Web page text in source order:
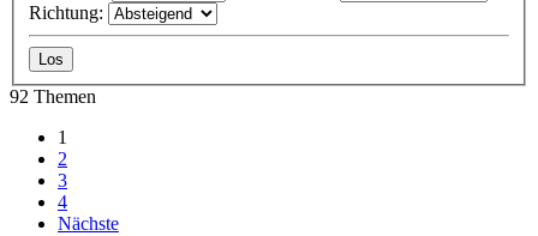
Richtung:
92 Themen
1
2
3
4
Nächste